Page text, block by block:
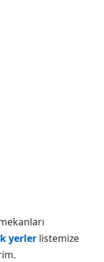
yerler listemize